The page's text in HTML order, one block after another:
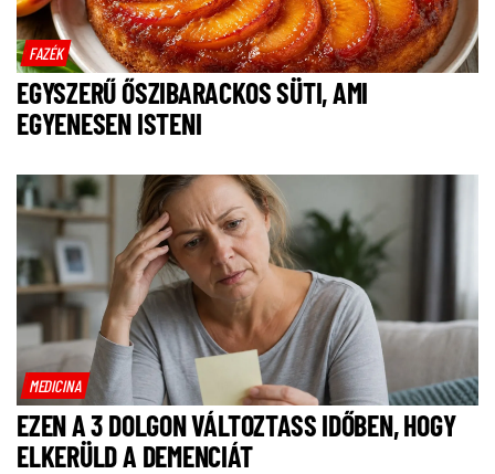
FAZÉK
EGYSZERŰ ŐSZIBARACKOS SÜTI, AMI
EGYENESEN ISTENI
MEDICINA
EZEN A 3 DOLGON VÁLTOZTASS IDŐBEN, HOGY
ELKERÜLD A DEMENCIÁT